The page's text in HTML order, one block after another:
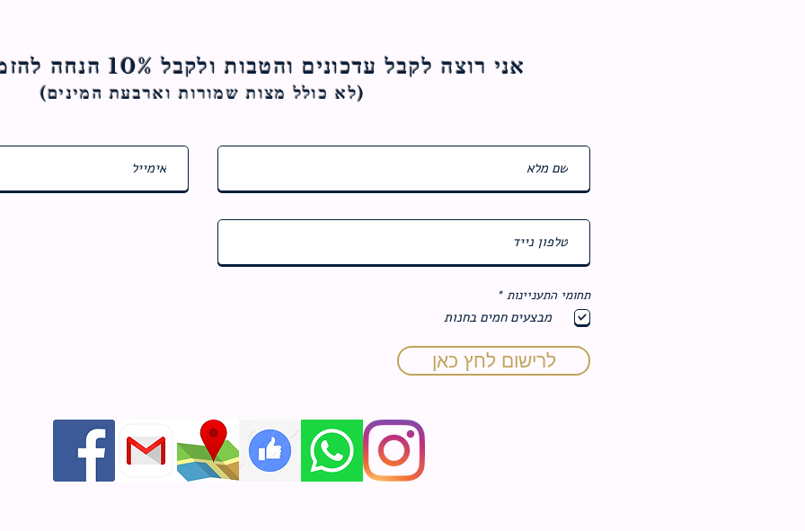
אני רוצה לקבל עדכונים והטבות ולקבל 10% הנחה להזמנה הראשונה
(לא כולל מצות שמורות וארבעת המינים)
תחומי התעניינות *
ב
מבצעים חמים בחנות
לרישום לחץ כאן